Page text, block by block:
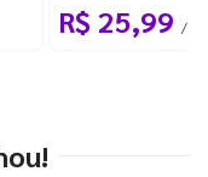
R$ 25,99 / 1